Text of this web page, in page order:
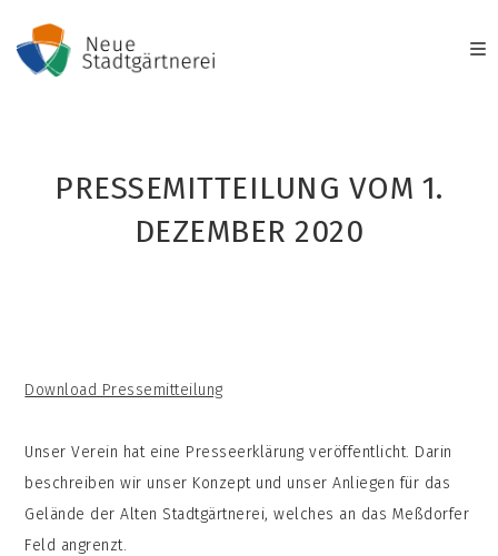
Inhalt
springen
PRESSEMITTEILUNG VOM 1.
DEZEMBER 2020
Download Pressemitteilung
Unser Verein hat eine Presseerklärung veröffentlicht. Darin
beschreiben wir unser Konzept und unser Anliegen für das
Gelände der Alten Stadtgärtnerei, welches an das Meßdorfer
Feld angrenzt.